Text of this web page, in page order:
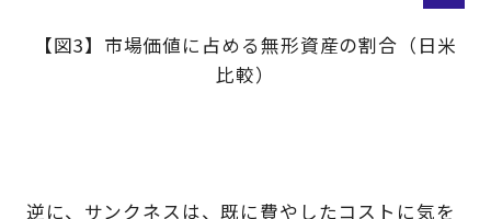
【図3】市場価値に占める無形資産の割合（日米
比較）
逆に、サンクネスは、既に費やしたコストに気を